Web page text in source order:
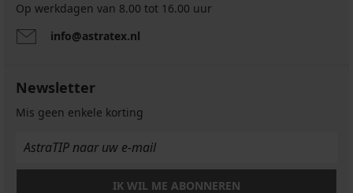
Op werkdagen van 8.00 tot 16.00 uur
info@astratex.nl
Newsletter
Mis geen enkele korting
IK WIL ME ABONNEREN